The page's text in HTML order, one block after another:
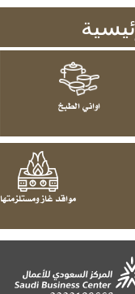
اواني الطبخ
مواقد غاز ومستلزمتها